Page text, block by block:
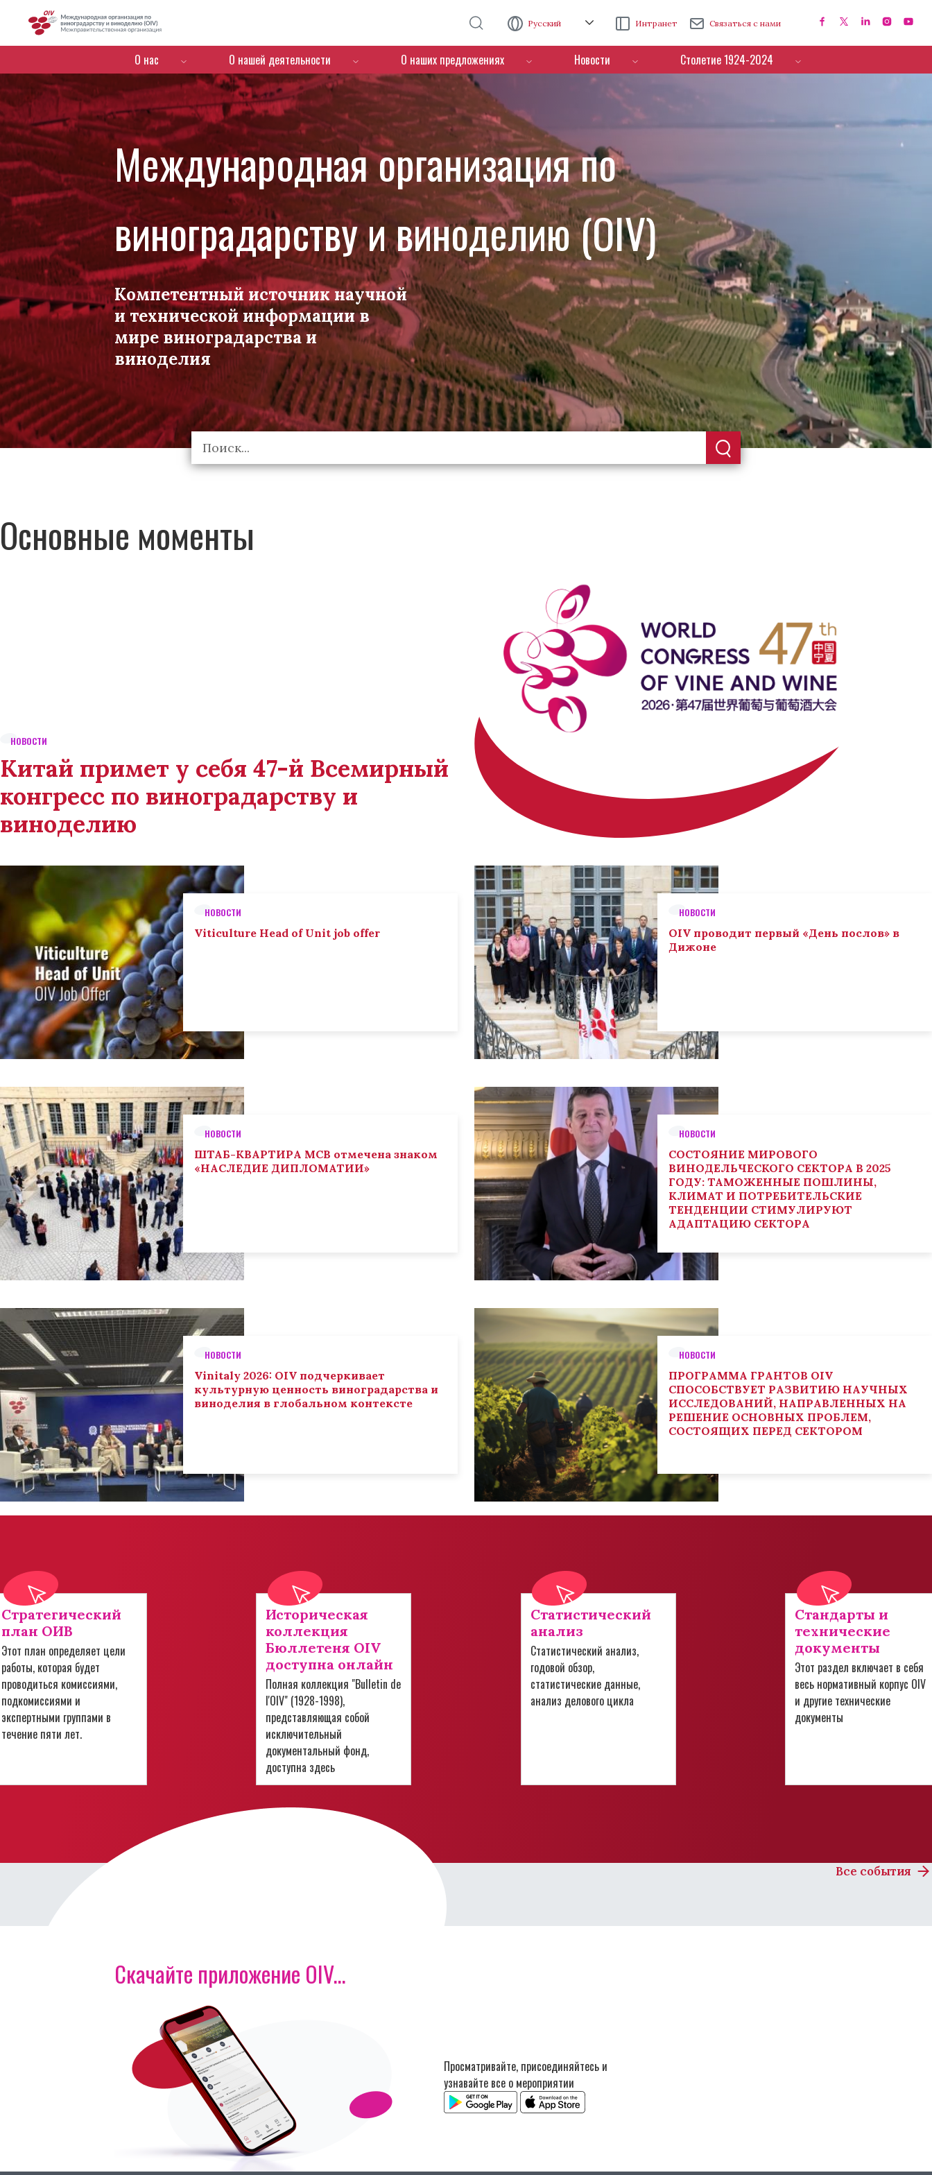
Русский Интранет Связаться с нами
Menú de navegación
О нас О нашей деятельности О наших предложениях Новости Столетие 1924-2024
Международная организация по
виноградарству и виноделию (OIV)
Компетентный источник научной
и технической информации в
мире виноградарства и
виноделия
Основные моменты
НОВОСТИ
Китай примет у себя 47-й Всемирный
конгресс по виноградарству и
виноделию
НОВОСТИ
Viticulture Head of Unit job offer
НОВОСТИ
OIV проводит первый «День послов» в
Дижоне
НОВОСТИ
ШТАБ-КВАРТИРА МСВ отмечена знаком
«НАСЛЕДИЕ ДИПЛОМАТИИ»
НОВОСТИ
СОСТОЯНИЕ МИРОВОГО
ВИНОДЕЛЬЧЕСКОГО СЕКТОРА В 2025
ГОДУ: ТАМОЖЕННЫЕ ПОШЛИНЫ,
КЛИМАТ И ПОТРЕБИТЕЛЬСКИЕ
ТЕНДЕНЦИИ СТИМУЛИРУЮТ
АДАПТАЦИЮ СЕКТОРА
НОВОСТИ
Vinitaly 2026: OIV подчеркивает
культурную ценность виноградарства и
виноделия в глобальном контексте
НОВОСТИ
ПРОГРАММА ГРАНТОВ OIV
СПОСОБСТВУЕТ РАЗВИТИЮ НАУЧНЫХ
ИССЛЕДОВАНИЙ, НАПРАВЛЕННЫХ НА
РЕШЕНИЕ ОСНОВНЫХ ПРОБЛЕМ,
СОСТОЯЩИХ ПЕРЕД СЕКТОРОМ
Стратегический
план ОИВ
Этот план определяет цели
работы, которая будет
проводиться комиссиями,
подкомиссиями и
экспертными группами в
течение пяти лет.
Историческая
коллекция
Бюллетеня OIV
доступна онлайн
Полная коллекция "Bulletin de
l'OIV" (1928-1998),
представляющая собой
исключительный
документальный фонд,
доступна здесь
Статистический
анализ
Статистический анализ,
годовой обзор,
статистические данные,
анализ делового цикла
Стандарты и
технические
документы
Этот раздел включает в себя
весь нормативный корпус OIV
и другие технические
документы
Все события
Скачайте приложение OIV...
Просматривайте, присоединяйтесь и
узнавайте все о мероприятии